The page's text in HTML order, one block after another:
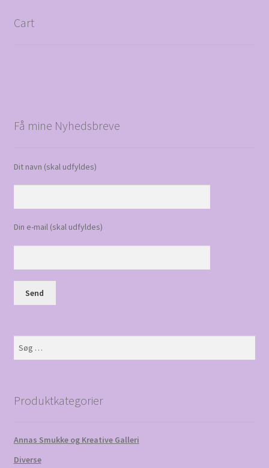
Cart
Få mine Nyhedsbreve
Dit navn (skal udfyldes)
Din e-mail (skal udfyldes)
efter:
Produktkategorier
Annas Smukke og Kreative Galleri
Diverse